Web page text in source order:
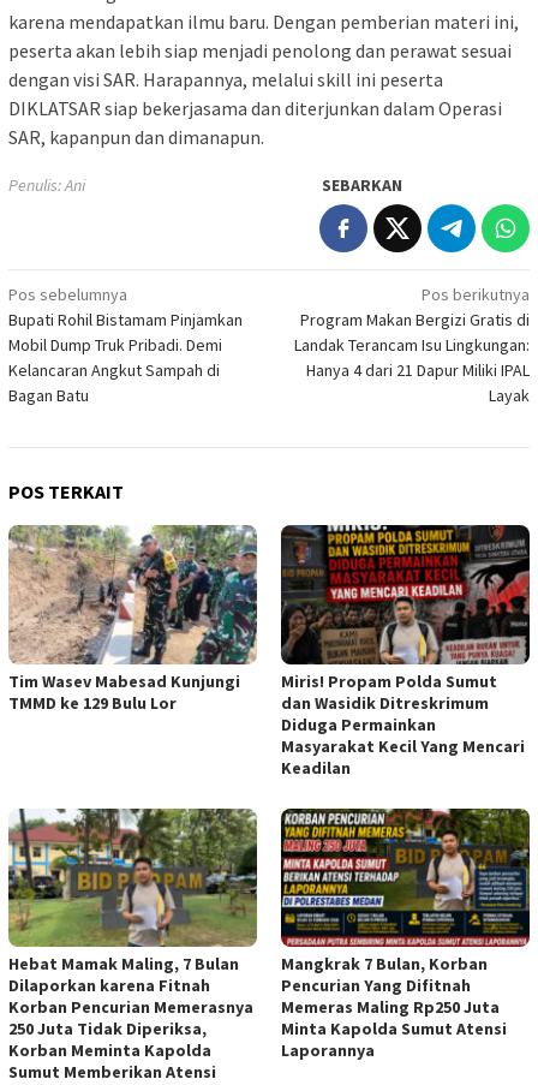
karena mendapatkan ilmu baru. Dengan pemberian materi ini,
peserta akan lebih siap menjadi penolong dan perawat sesuai
dengan visi SAR. Harapannya, melalui skill ini peserta
DIKLATSAR siap bekerjasama dan diterjunkan dalam Operasi
SAR, kapanpun dan dimanapun.
Penulis: Ani SEBARKAN
Navigasi
pos
Pos sebelumnya
Bupati Rohil Bistamam Pinjamkan
Mobil Dump Truk Pribadi. Demi
Kelancaran Angkut Sampah di
Bagan Batu
Pos berikutnya
Program Makan Bergizi Gratis di
Landak Terancam Isu Lingkungan:
Hanya 4 dari 21 Dapur Miliki IPAL
Layak
POS TERKAIT
Tim Wasev Mabesad Kunjungi
TMMD ke 129 Bulu Lor
Miris! Propam Polda Sumut
dan Wasidik Ditreskrimum
Diduga Permainkan
Masyarakat Kecil Yang Mencari
Keadilan
Hebat Mamak Maling, 7 Bulan
Dilaporkan karena Fitnah
Korban Pencurian Memerasnya
250 Juta Tidak Diperiksa,
Korban Meminta Kapolda
Sumut Memberikan Atensi
Mangkrak 7 Bulan, Korban
Pencurian Yang Difitnah
Memeras Maling Rp250 Juta
Minta Kapolda Sumut Atensi
Laporannya